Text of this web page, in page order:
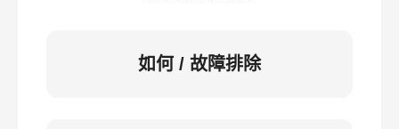
如何 / 故障排除